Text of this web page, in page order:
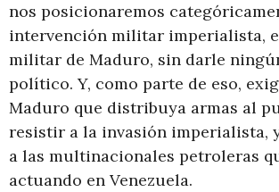
nos posicionaremos
intervención militar imperialista,
militar de Maduro, sin darle
político. Y, como parte de eso,
Maduro que distribuya armas al
resistir a la invasión imperialista,
a las multinacionales petroleras
actuando en Venezuela.